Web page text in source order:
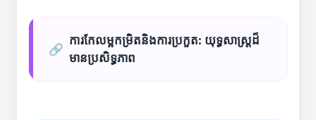
🔗
ការកែលម្អកម្រិតនិងការប្រកួត: យុទ្ធសាស្ត្រដ៏
មានប្រសិទ្ធភាព